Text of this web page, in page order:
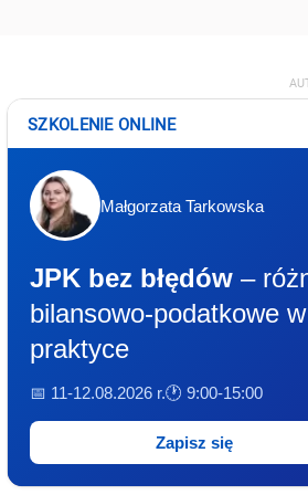
SZKOLENIE ONLINE
Małgorzata Tarkowska
JPK bez błędów –
bilansowo-podatkowe w
praktyce
📅 11-12.08.2026 r.🕐 9:00-15:00
Zapisz się